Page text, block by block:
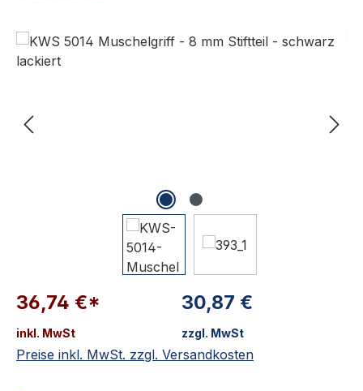
36,74 €*
inkl. MwSt
30,87 €
zzgl. MwSt
Preise inkl. MwSt. zzgl. Versandkosten